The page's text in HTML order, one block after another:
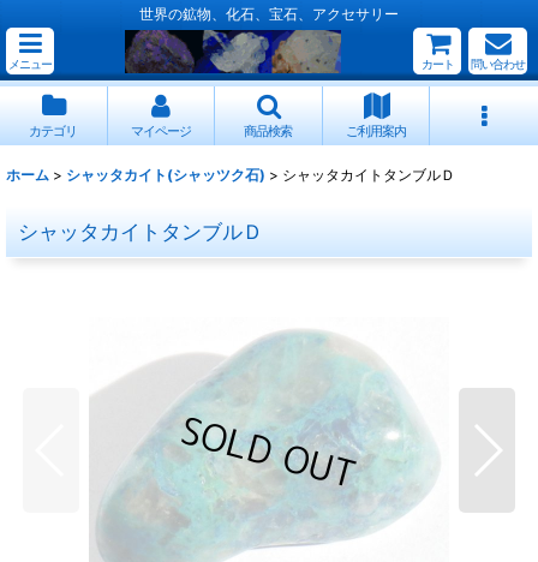
世界の鉱物、化石、宝石、アクセサリー
メニュー カート 問い合わせ
カテゴリ マイページ 商品検索 ご利用案内
ホーム > シャッタカイト(シャッツク石) > シャッタカイトタンブルＤ
シャッタカイトタンブルＤ